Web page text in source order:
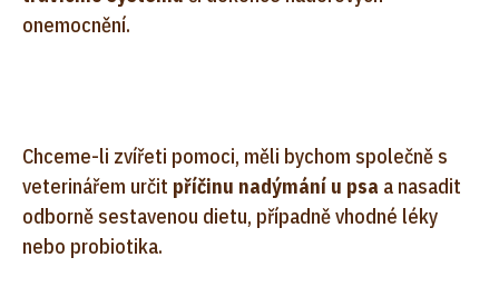
onemocnění.
Chceme-li zvířeti pomoci, měli bychom společně s
veterinářem určit příčinu nadýmání u psa a nasadit
odborně sestavenou dietu, případně vhodné léky
nebo probiotika.